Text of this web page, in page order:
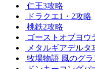
仁王3攻略
ドラクエ1・2攻略
桃鉄2攻略
ゴーストオブヨウ
メタルギアデルタ
牧場物語 風のグ